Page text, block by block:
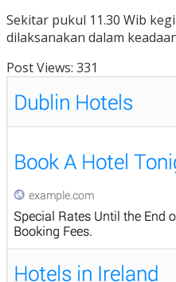
Sekitar pukul 11.30 Wib
dilaksanakan dalam
Post Views: 331